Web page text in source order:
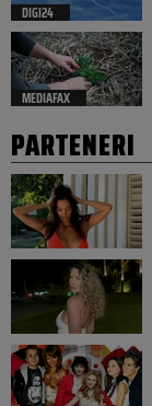
DIGI24
MEDIAFAX
PARTENERI